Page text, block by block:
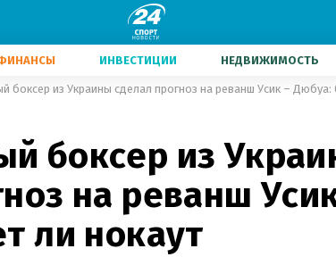
ИНВЕСТИЦИИ НЕДВИЖИМОСТЬ
боксер из Украины сделал прогноз на реванш Усик – Дюбуа:
боксер из
на реванш
ли нокаут